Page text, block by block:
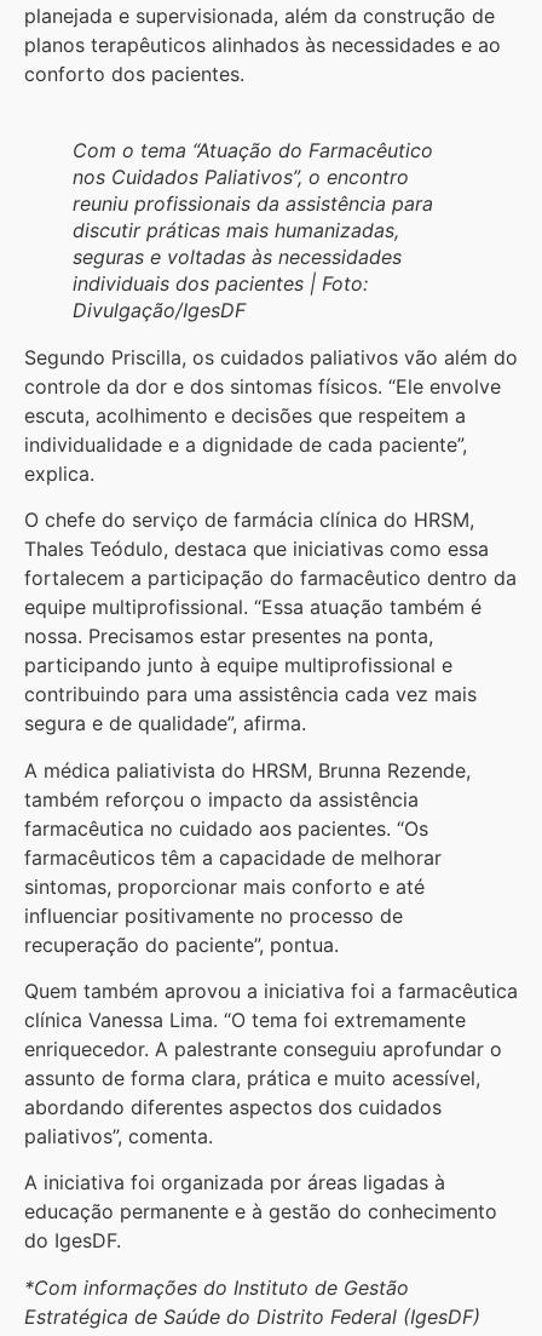
planejada e supervisionada, além da construção de
planos terapêuticos alinhados às necessidades e ao
conforto dos pacientes.
Com o tema “Atuação do Farmacêutico
nos Cuidados Paliativos”, o encontro
reuniu profissionais da assistência para
discutir práticas mais humanizadas,
seguras e voltadas às necessidades
individuais dos pacientes | Foto:
Divulgação/IgesDF
Segundo Priscilla, os cuidados paliativos vão além do
controle da dor e dos sintomas físicos. “Ele envolve
escuta, acolhimento e decisões que respeitem a
individualidade e a dignidade de cada paciente”,
explica.
O chefe do serviço de farmácia clínica do HRSM,
Thales Teódulo, destaca que iniciativas como essa
fortalecem a participação do farmacêutico dentro da
equipe multiprofissional. “Essa atuação também é
nossa. Precisamos estar presentes na ponta,
participando junto à equipe multiprofissional e
contribuindo para uma assistência cada vez mais
segura e de qualidade”, afirma.
A médica paliativista do HRSM, Brunna Rezende,
também reforçou o impacto da assistência
farmacêutica no cuidado aos pacientes. “Os
farmacêuticos têm a capacidade de melhorar
sintomas, proporcionar mais conforto e até
influenciar positivamente no processo de
recuperação do paciente”, pontua.
Quem também aprovou a iniciativa foi a farmacêutica
clínica Vanessa Lima. “O tema foi extremamente
enriquecedor. A palestrante conseguiu aprofundar o
assunto de forma clara, prática e muito acessível,
abordando diferentes aspectos dos cuidados
paliativos”, comenta.
A iniciativa foi organizada por áreas ligadas à
educação permanente e à gestão do conhecimento
do IgesDF.
*Com informações do Instituto de Gestão
Estratégica de Saúde do Distrito Federal (IgesDF)